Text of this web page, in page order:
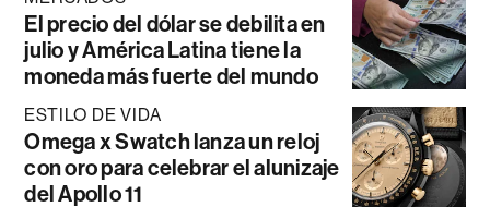
El precio del dólar se debilita en
julio y América Latina tiene la
moneda más fuerte del mundo
ESTILO DE VIDA
Omega x Swatch lanza un reloj
con oro para celebrar el alunizaje
del Apollo 11